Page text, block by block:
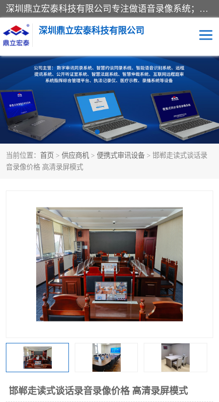
深圳鼎立宏泰科技有限公司专注做语音录像系统；主要服务有：约谈室同步录音录像系统、设计数字询问同步录音录像、数字约谈室同步录音录像、公开听证室、智慧庭审、智能语音识别转写、远程提讯（提审）、记录仪、远程指挥综合管理平台、录播系统等
深圳鼎立宏泰科技有限公司
当前位置： 首页 > 供应商机 > 便携式审讯设备 > 邯郸走读式谈话录
音录像价格 高清录屏模式
邯郸走读式谈话录音录像价格 高清录屏模式
同步录音录像设备 便携式审讯设备
数字法庭 听证室
远程提讯 语音识别